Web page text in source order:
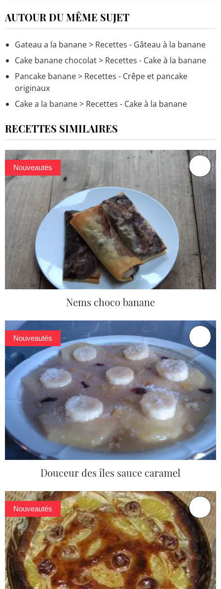
AUTOUR DU MÊME SUJET
Gateau a la banane> Recettes - Gâteau à la banane
Cake banane chocolat> Recettes - Cake à la banane
Pancake banane> Recettes - Crêpe et pancake
originaux
Cake a la banane> Recettes - Cake à la banane
RECETTES SIMILAIRES
Nouveautés
Nems choco banane
Nouveautés
Douceur des îles sauce caramel
Nouveautés